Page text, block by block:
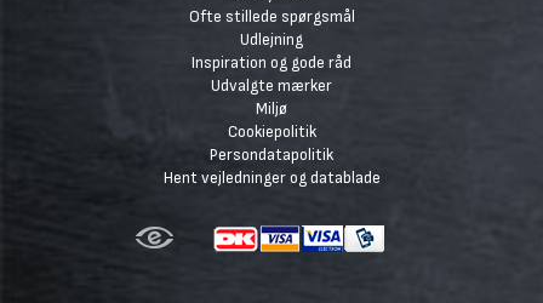
Ofte stillede spørgsmål
Udlejning
Inspiration og gode råd
Udvalgte mærker
Miljø
Cookiepolitik
Persondatapolitik
Hent vejledninger og datablade